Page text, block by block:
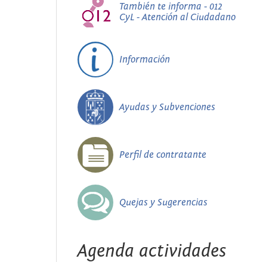
También te informa - 012
CyL - Atención al Ciudadano
Información
Ayudas y Subvenciones
Perfil de contratante
Quejas y Sugerencias
Agenda actividades